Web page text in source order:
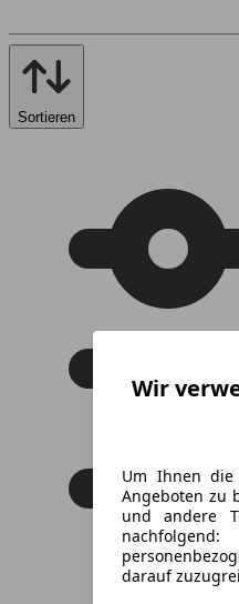
Wir
Um Ihnen die
Angeboten zu
und andere
darauf
Sortieren